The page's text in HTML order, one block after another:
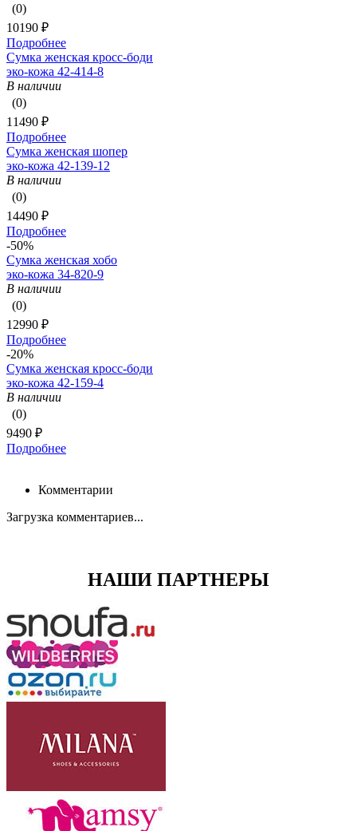
(0)
10190 ₽
Подробнее
Сумка женская кросс-боди
эко-кожа 42-414-8
В наличии
(0)
11490 ₽
Подробнее
Сумка женская шопер
эко-кожа 42-139-12
В наличии
(0)
14490 ₽
Подробнее
-50%
Сумка женская хобо
эко-кожа 34-820-9
В наличии
(0)
12990 ₽
Подробнее
-20%
Сумка женская кросс-боди
эко-кожа 42-159-4
В наличии
(0)
9490 ₽
Подробнее
Комментарии
Загрузка комментариев...
НАШИ ПАРТНЕРЫ